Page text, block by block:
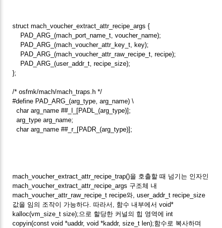
struct mach_voucher_extract_attr_recipe_args {
PAD_ARG_(mach_port_name_t, voucher_name);
PAD_ARG_(mach_voucher_attr_key_t, key);
PAD_ARG_(mach_voucher_attr_raw_recipe_t, recipe);
PAD_ARG_(user_addr_t, recipe_size);
};
/* osfmk/mach/mach_traps.h */
#define PAD_ARG_(arg_type, arg_name) \
char arg_name ##_l_[PADL_(arg_type)];
arg_type arg_name;
char arg_name ##_r_[PADR_(arg_type)];
mach_voucher_extract_attr_recipe_trap()을 호출할 때 넘기는 인자인
mach_voucher_extract_attr_recipe_args 구조체 내
mach_voucher_attr_raw_recipe_t recipe와, user_addr_t recipe_size
값을 임의 조작이 가능하다. 따라서, 함수 내부에서 void*
kalloc(vm_size_t size);으로 할당한 커널의 힙 영역에 int
copyin(const void *uaddr, void *kaddr, size_t len);함수로 복사하며